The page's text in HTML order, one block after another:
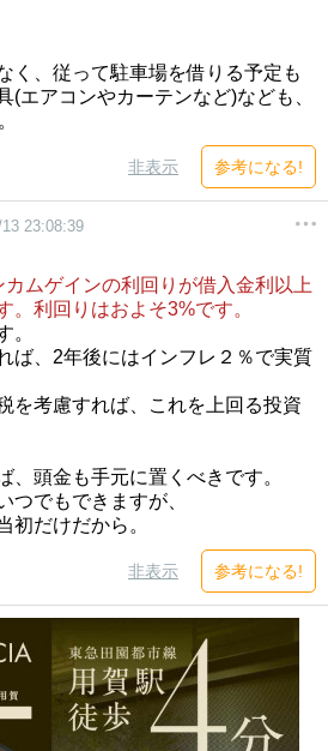
く、従って駐車場を借りる予定も
(エアコンやカーテンなど)なども、
非表示 参考になる!
23:08:39
ムゲインの利回りが借入金利以上
。利回りはおよそ3%です。
。
ば、2年後にはインフレ２％で実質
を考慮すれば、これを上回る投資
、頭金も手元に置くべきです。
つでもできますが、
初だけだから。
非表示 参考になる!